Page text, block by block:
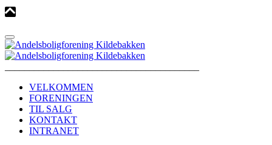
VELKOMMEN
FORENINGEN
TIL SALG
KONTAKT
INTRANET